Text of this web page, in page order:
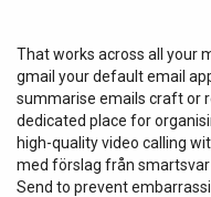
That works across all your
gmail your default email
summarise emails craft or
dedicated place for
high-quality video calling
med förslag från
Send to prevent